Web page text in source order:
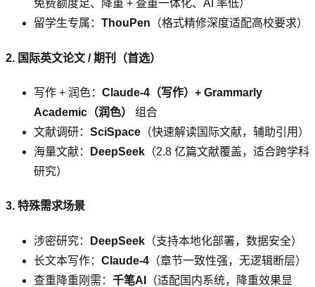
免费额度足、降重 + 查重一体化、AI 率低）
留学生专属： ThouPen （格式精修深度适配高校要求）
2. 国际英文论文 / 期刊（首选）
写作 + 润色： Claude-4（写作）+ Grammarly
Academic（润色）
组合
文献调研： SciSpace （快速解读国际文献，辅助引用）
海量文献：
DeepSeek （2.8 亿篇文献覆盖，适合跨学科
研究）
3. 特殊需求场景
涉密研究： DeepSeek （支持本地化部署，数据安全）
长文本写作： Claude-4 （章节一致性强，无逻辑断层）
查重降重刚需： 千笔AI
（适配国内系统，降重效果显